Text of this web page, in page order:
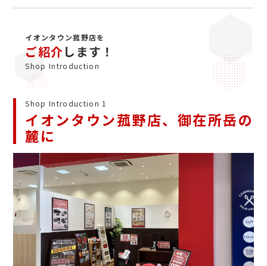
イオンタウン菰野店を
ご紹介します！
Shop Introduction
Shop Introduction 1
イオンタウン菰野店、御在所岳の
麓に